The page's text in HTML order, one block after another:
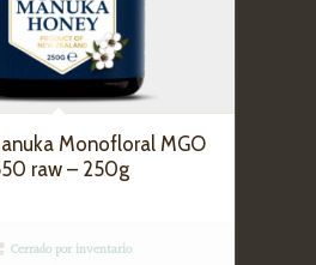
Monofloral MGO
raw – 250g
Cerrado por inventario